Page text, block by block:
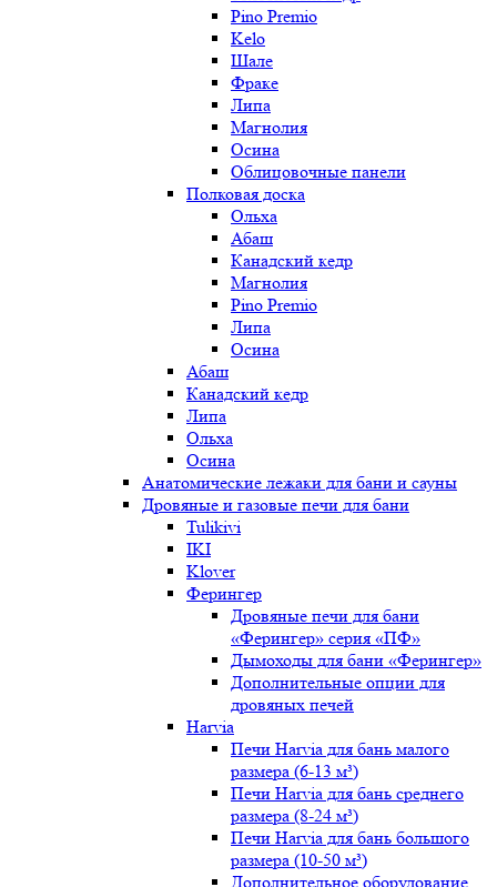
Pino Premio
Kelo
Шале
Фраке
Липа
Магнолия
Осина
Облицовочные панели
Полковая доска
Ольха
Абаш
Канадский кедр
Магнолия
Pino Premio
Липа
Осина
Абаш
Канадский кедр
Липа
Ольха
Осина
Анатомические лежаки для бани и сауны
Дровяные и газовые печи для бани
Tulikivi
IKI
Klover
Ферингер
Дровяные печи для бани
«Ферингер» серия «ПФ»
Дымоходы для бани «Ферингер»
Дополнительные опции для
дровяных печей
Harvia
Печи Harvia для бань малого
размера (6-13 м³)
Печи Harvia для бань среднего
размера (8-24 м³)
Печи Harvia для бань большого
размера (10-50 м³)
Дополнительное оборудование